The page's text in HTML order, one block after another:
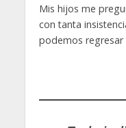
Mis hijos me
con tanta
podemos regresar